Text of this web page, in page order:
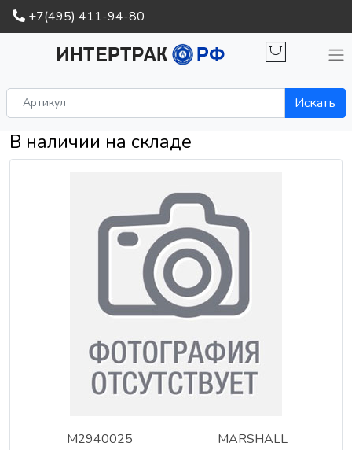
+7(495) 411-94-80
Искать
В наличии на складе
M2940025
MARSHALL